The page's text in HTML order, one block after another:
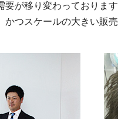
が移り変わっておりま
つスケールの大きい販